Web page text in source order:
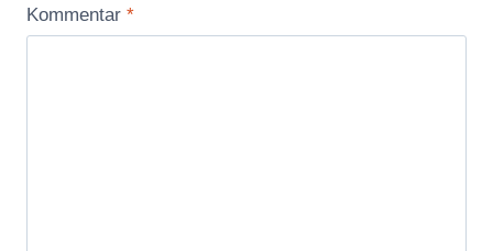
Kommentar *